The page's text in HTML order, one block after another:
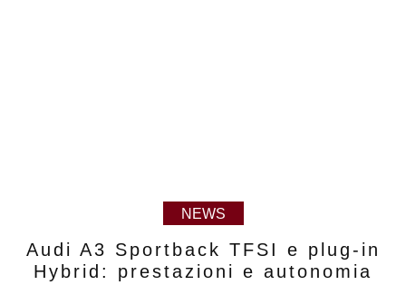
NEWS
Audi A3 Sportback TFSI e plug-in
Hybrid: prestazioni e autonomia